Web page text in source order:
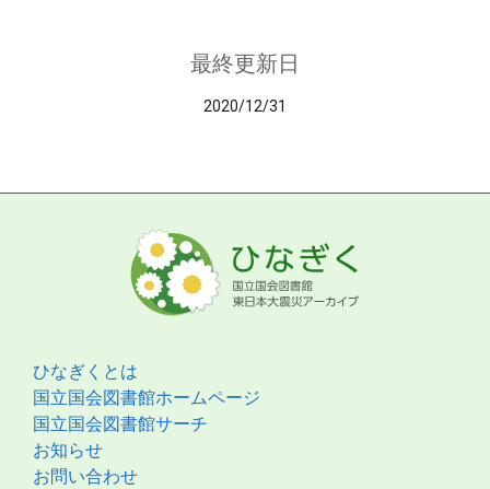
最終更新日
2020/12/31
ひなぎくとは
国立国会図書館ホームページ
国立国会図書館サーチ
お知らせ
お問い合わせ